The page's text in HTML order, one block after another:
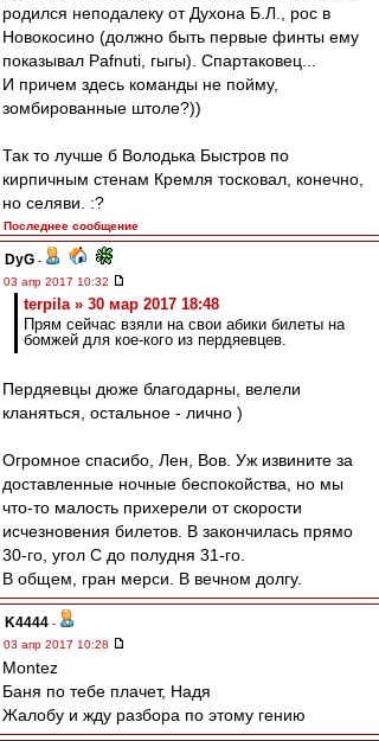
родился неподалеку от Духона Б.Л., рос в
Новокосино (должно быть первые финты ему
показывал Pafnuti, гыгы). Спартаковец...
И причем здесь команды не пойму,
зомбированные штоле?))
Так то лучше б Володька Быстров по
кирпичным стенам Кремля тосковал, конечно,
но селяви. :?
Последнее сообщение
DyG -
03 апр 2017 10:32
terpila » 30 мар 2017 18:48
Прям сейчас взяли на свои абики билеты на
бомжей для кое-кого из пердяевцев.
Пердяевцы дюже благодарны, велели
кланяться, остальное - лично )
Огромное спасибо, Лен, Вов. Уж извините за
доставленные ночные беспокойства, но мы
что-то малость прихерели от скорости
исчезновения билетов. В закончилась прямо
30-го, угол С до полудня 31-го.
В общем, гран мерси. В вечном долгу.
K4444 -
03 апр 2017 10:28
Montez
Баня по тебе плачет, Надя
Жалобу и жду разбора по этому гению